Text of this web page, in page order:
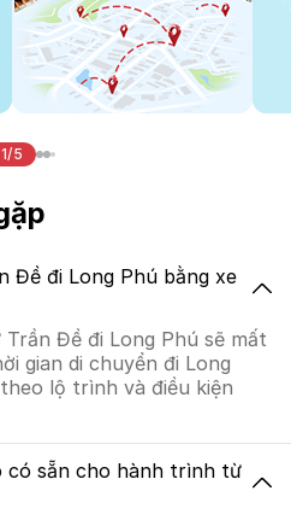
1/5
Đề đi Long Phú bằng xe
Đề đi Long Phú sẽ mất
gian di chuyển đi Long
lộ trình và điều kiện
có sẵn cho hành trình từ